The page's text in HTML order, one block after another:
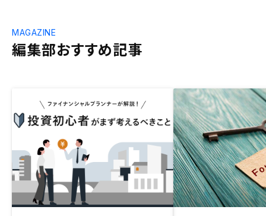
編集部おすすめ記事
MAGAZINE